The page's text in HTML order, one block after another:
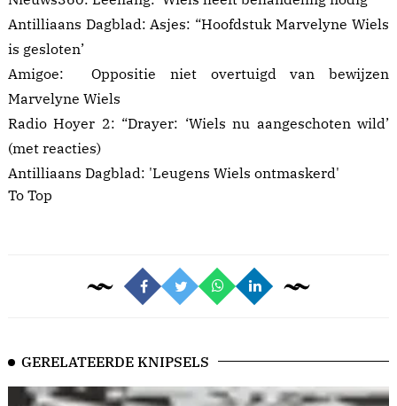
Antilliaans Dagblad: Asjes: “Hoofdstuk Marvelyne Wiels
is gesloten’
Amigoe: Oppositie niet overtuigd van bewijzen
Marvelyne Wiels
Radio Hoyer 2: “Drayer: ‘Wiels nu aangeschoten wild’
(met reacties)
Antilliaans Dagblad: 'Leugens Wiels ontmaskerd'
To Top
GERELATEERDE KNIPSELS